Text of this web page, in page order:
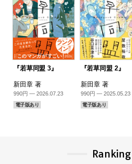
『若草同盟 3』
新田章 著
990円 — 2026.07.23
電子版あり
『若草同盟 2』
新田章 著
990円 — 2025.05.23
電子版あり
Ranking